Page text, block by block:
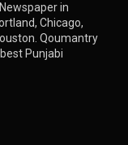
in
Chicago,
Qoumantry
Punjabi